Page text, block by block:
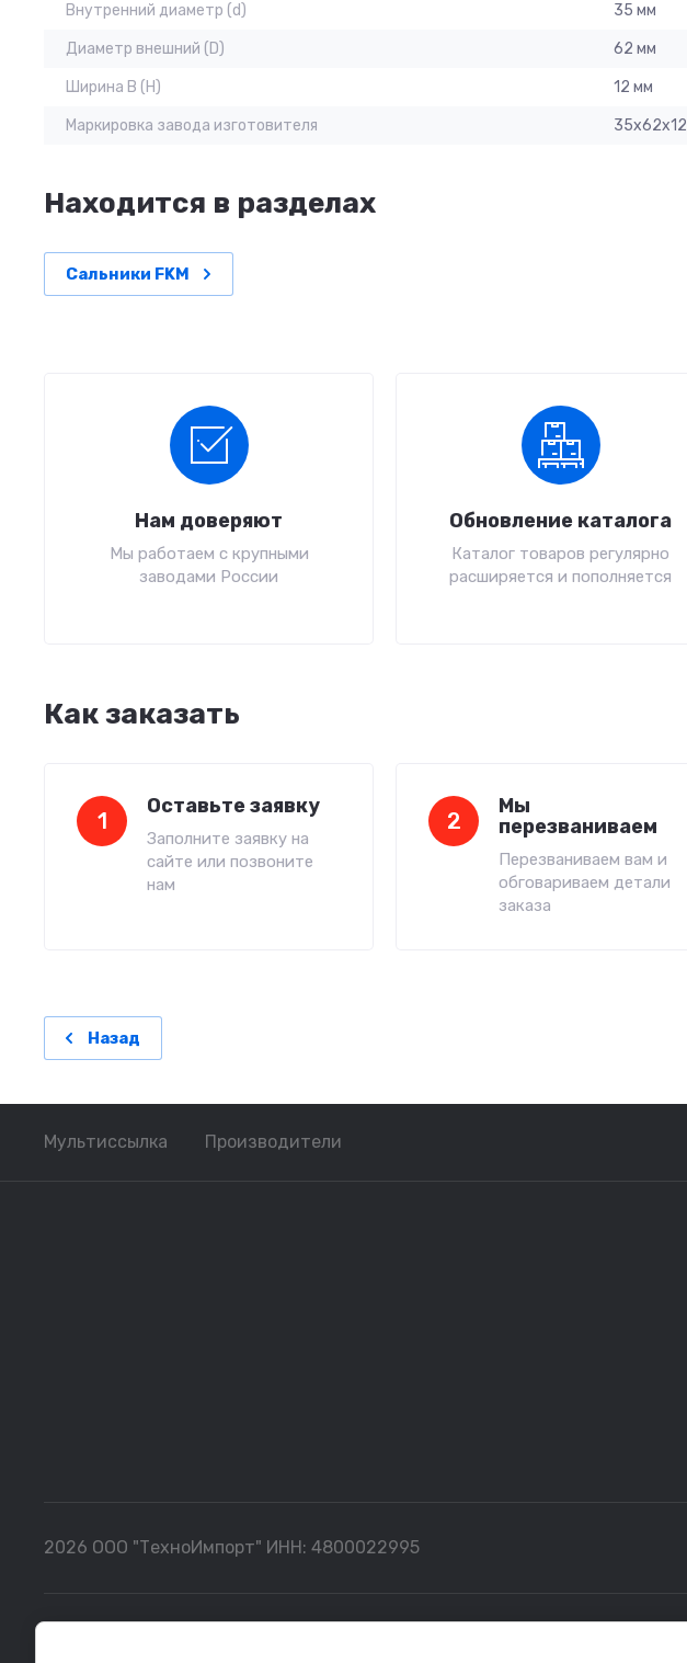
Внутренний диаметр (d) 35 мм
Диаметр внешний (D) 62 мм
Ширина B (H) 12 мм
Маркировка завода изготовителя 35x62x12
Находится в разделах
Сальники FKM
Нам доверяют
Мы работаем с крупными
заводами России
Обновление каталога
Каталог товаров регулярно
расширяется и пополняется
Как заказать
1
Оставьте заявку
Заполните заявку на
сайте или позвоните
нам
2
Мы
перезваниваем
Перезваниваем вам и
обговариваем детали
заказа
Назад
Мультиссылка Производители
2026 ООО "ТехноИмпорт" ИНН: 4800022995